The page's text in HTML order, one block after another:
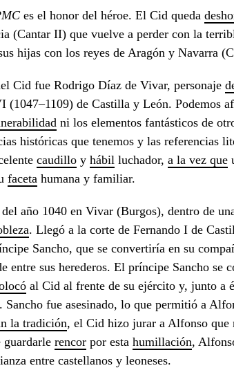
es el honor del héroe. El Cid queda
(Cantar II) que vuelve a perder con la
hijas con los reyes de Aragón y Navarra
Cid fue Rodrigo Díaz de Vivar, personaje
de Castilla y León. Podemos
ni los elementos fantásticos de
históricas que tenemos y las referencias
caudillo y hábil luchador, a la vez que
faceta humana y familiar.
año 1040 en Vivar (Burgos), dentro de
. Llegó a la corte de Fernando I de
Sancho, que se convertiría en su
entre sus herederos. El príncipe Sancho se
al Cid al frente de su ejército y, junto a
fue asesinado, lo que permitió a
la tradición, el Cid hizo jurar a Alfonso que
guardarle rencor por esta humillación,
entre castellanos y leoneses.